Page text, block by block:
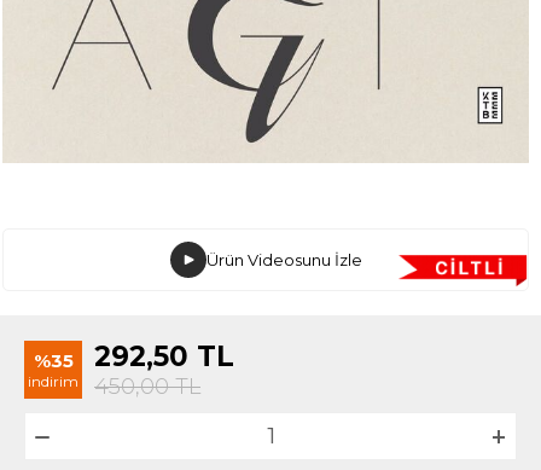
Ürün Videosunu İzle
%35
indirim
292,50 TL
450,00TL